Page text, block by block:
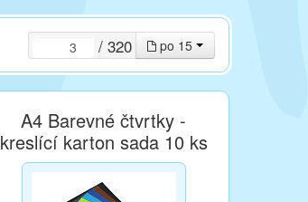
po 15
/ 320
A4 Barevné čtvrtky -
kreslící karton sada 10 ks
180g/m2